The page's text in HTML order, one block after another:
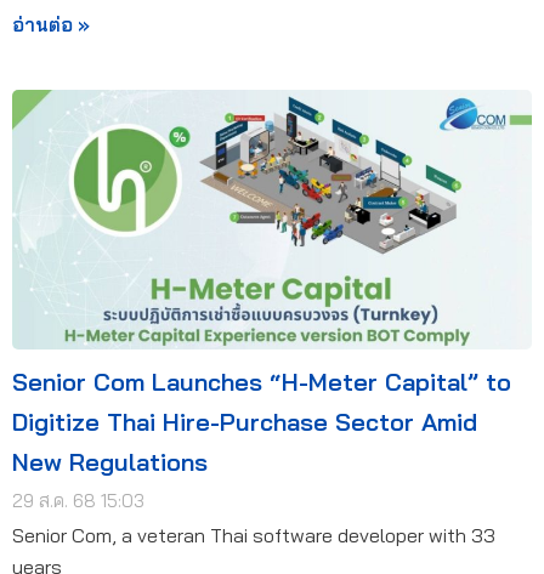
อ่านต่อ »
Senior Com Launches “H-Meter Capital” to
Digitize Thai Hire-Purchase Sector Amid
New Regulations
29 ส.ค. 68 15:03
Senior Com, a veteran Thai software developer with 33
years